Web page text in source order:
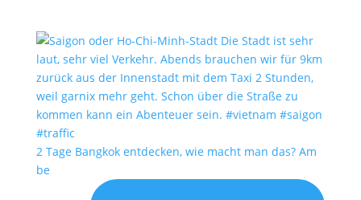
2 Tage Bangkok entdecken, wie macht man das? Am
be